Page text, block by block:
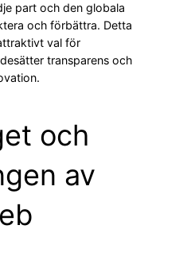
part och den globala
och förbättra. Detta
val för
transparens och
och
av